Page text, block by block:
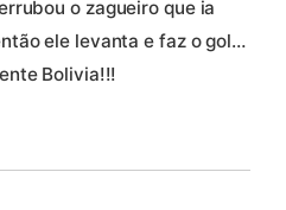
o zagueiro que ia
ele levanta e faz o gol…
Bolivia!!!